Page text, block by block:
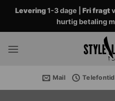
Fortsæt
indhold
Levering1-3 dage | Fri fragt
hurtig betaling
Mail